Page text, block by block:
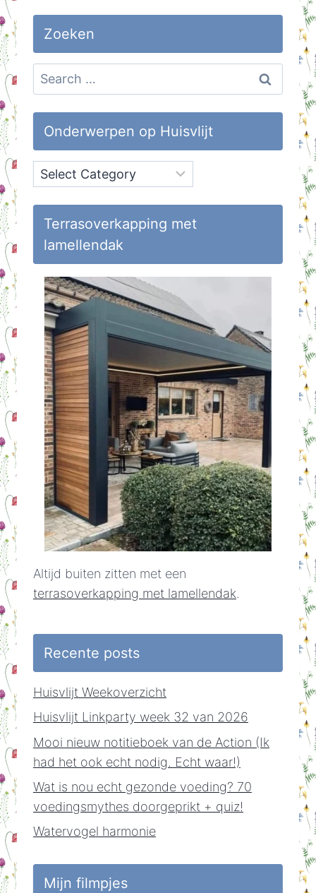
Zoeken
Search
for:
Onderwerpen op Huisvlijt
Onderwerpen
op
Huisvlijt
Terrasoverkapping met
lamellendak
Altijd buiten zitten met een
terrasoverkapping met lamellendak.
Recente posts
Huisvlijt Weekoverzicht
Huisvlijt Linkparty week 32 van 2026
Mooi nieuw notitieboek van de Action (Ik
had het ook echt nodig. Echt waar!)
Wat is nou echt gezonde voeding? 70
voedingsmythes doorgeprikt + quiz!
Watervogel harmonie
Mijn filmpjes